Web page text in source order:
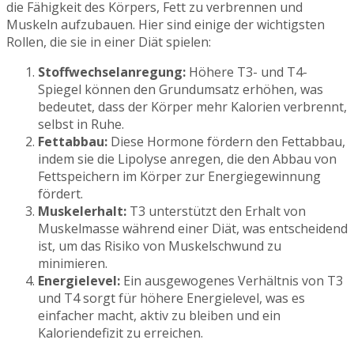
die Fähigkeit des Körpers, Fett zu verbrennen und
Muskeln aufzubauen. Hier sind einige der wichtigsten
Rollen, die sie in einer Diät spielen:
Stoffwechselanregung: Höhere T3- und T4-
Spiegel können den Grundumsatz erhöhen, was
bedeutet, dass der Körper mehr Kalorien verbrennt,
selbst in Ruhe.
Fettabbau: Diese Hormone fördern den Fettabbau,
indem sie die Lipolyse anregen, die den Abbau von
Fettspeichern im Körper zur Energiegewinnung
fördert.
Muskelerhalt: T3 unterstützt den Erhalt von
Muskelmasse während einer Diät, was entscheidend
ist, um das Risiko von Muskelschwund zu
minimieren.
Energielevel: Ein ausgewogenes Verhältnis von T3
und T4 sorgt für höhere Energielevel, was es
einfacher macht, aktiv zu bleiben und ein
Kaloriendefizit zu erreichen.